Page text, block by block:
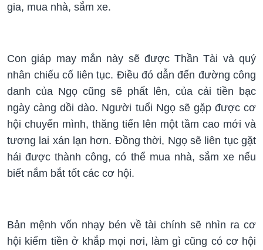
gia, mua nhà, sắm xe.
Con giáp may mắn này sẽ được Thần Tài và quý
nhân chiếu cố liên tục. Điều đó dẫn đến đường công
danh của Ngọ cũng sẽ phất lên, của cải tiền bạc
ngày càng dồi dào. Người tuổi Ngọ sẽ gặp được cơ
hội chuyển mình, thăng tiến lên một tầm cao mới và
tương lai xán lạn hơn. Đồng thời, Ngọ sẽ liên tục gặt
hái được thành công, có thể mua nhà, sắm xe nếu
biết nắm bắt tốt các cơ hội.
Bản mệnh vốn nhạy bén về tài chính sẽ nhìn ra cơ
hội kiếm tiền ở khắp mọi nơi, làm gì cũng có cơ hội